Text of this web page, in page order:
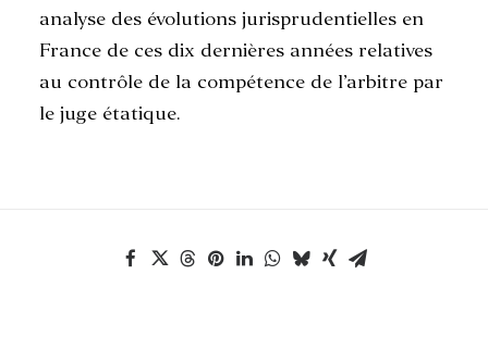
analyse des évolutions jurisprudentielles en
France de ces dix dernières années relatives
au contrôle de la compétence de l’arbitre par
le juge étatique.